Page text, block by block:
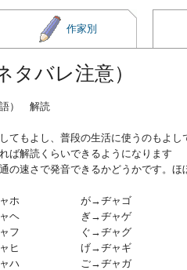
作家別
タバレ注意）
語） 解読
てもよし、普段の生活に使うのもよし
ば解読くらいできるようになります
の速さで発音できるかどうかです。ほ
ホ が→ヂャゴ
ヘ ぎ→ヂャゲ
フ ぐ→ヂャグ
ヒ げ→ヂャギ
ハ ご→ヂャガ